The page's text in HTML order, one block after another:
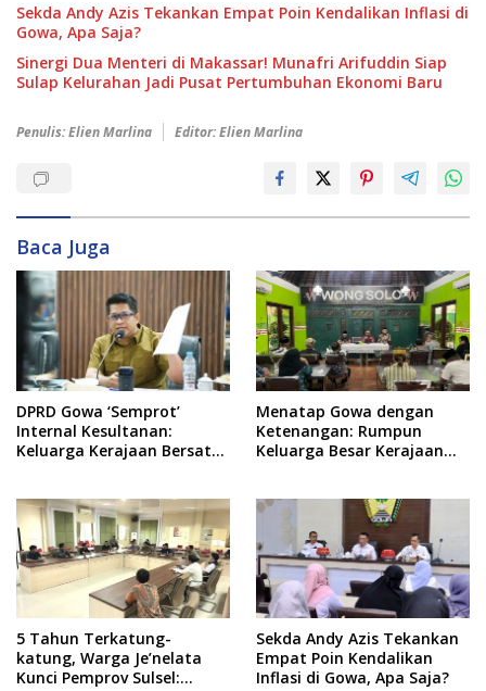
Sekda Andy Azis Tekankan Empat Poin Kendalikan Inflasi di
Gowa, Apa Saja?
Sinergi Dua Menteri di Makassar! Munafri Arifuddin Siap
Sulap Kelurahan Jadi Pusat Pertumbuhan Ekonomi Baru
Penulis: Elien Marlina Editor: Elien Marlina
Baca Juga
DPRD Gowa ‘Semprot’
Internal Kesultanan:
Keluarga Kerajaan Bersatu
Menatap Gowa dengan
Ketenangan: Rumpun
Keluarga Besar Kerajaan
Jalur Musyawarah,
Ingatkan Soal Adat dan
Adab
5 Tahun Terkatung-
katung, Warga Je’nelata
Kunci Pemprov Sulsel:
Sekda Andy Azis Tekankan
Empat Poin Kendalikan
Inflasi di Gowa, Apa Saja?